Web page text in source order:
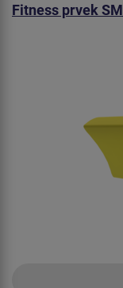
Fitness prvek